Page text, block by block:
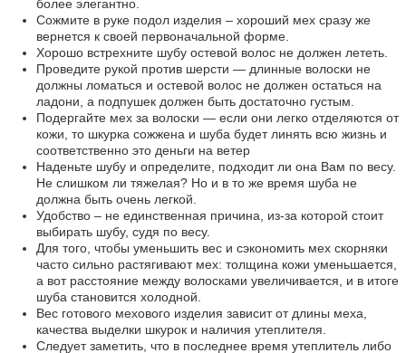
более элегантно.
Сожмите в руке подол изделия – хороший мех сразу же
вернется к своей первоначальной форме.
Хорошо встрехните шубу остевой волос не должен лететь.
Проведите рукой против шерсти — длинные волоски не
должны ломаться и остевой волос не должен остаться на
ладони, а подпушек должен быть достаточно густым.
Подергайте мех за волоски — если они легко отделяются от
кожи, то шкурка сожжена и шуба будет линять всю жизнь и
соответственно это деньги на ветер
Наденьте шубу и определите, подходит ли она Вам по весу.
Не слишком ли тяжелая? Но и в то же время шуба не
должна быть очень легкой.
Удобство – не единственная причина, из-за которой стоит
выбирать шубу, судя по весу.
Для того, чтобы уменьшить вес и сэкономить мех скорняки
часто сильно растягивают мех: толщина кожи уменьшается,
а вот расстояние между волосками увеличивается, и в итоге
шуба становится холодной.
Вес готового мехового изделия зависит от длины меха,
качества выделки шкурок и наличия утеплителя.
Следует заметить, что в последнее время утеплитель либо